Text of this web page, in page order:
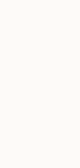
utiliser
les graisses
dans le système
également
les dépôts liés
des
huiles sans